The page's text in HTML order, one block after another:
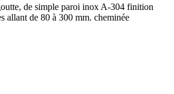
de simple paroi inox A-304 finition
allant de 80 à 300 mm. cheminée